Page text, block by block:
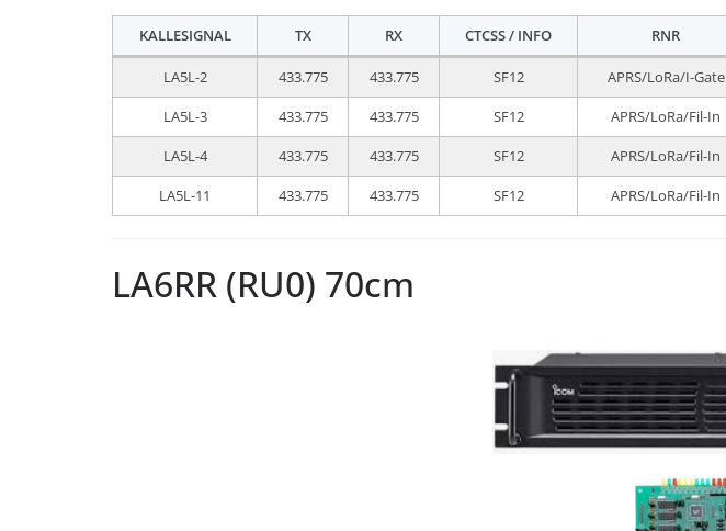
KALLESIGNAL TX RX CTCSS / INFO RNR
LA5L-2 433.775 433.775 SF12 APRS/LoRa/I-Gate
LA5L-3
433.775 433.775 SF12 APRS/LoRa/Fil-In
LA5L-4
433.775 433.775 SF12 APRS/LoRa/Fil-In
LA5L-11
433.775 433.775 SF12 APRS/LoRa/Fil-In
LA6RR (RU0) 70cm